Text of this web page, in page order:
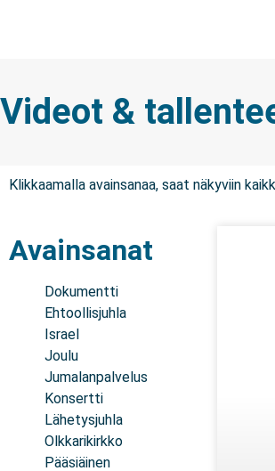
Videot &
Klikkaamalla avainsanaa, saat näkyviin
Avainsanat
Dokumentti
Ehtoollisjuhla
Israel
Joulu
Jumalanpalvelus
Konsertti
Lähetysjuhla
Olkkarikirkko
Pääsiäinen